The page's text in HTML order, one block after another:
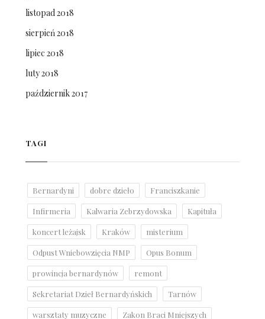
listopad 2018
sierpień 2018
lipiec 2018
luty 2018
październik 2017
TAGI
Bernardyni dobre dzieło Franciszkanie
Infirmeria Kalwaria Zebrzydowska Kapituła
koncert leżajsk Kraków misterium
Odpust Wniebowzięcia NMP Opus Bonum
prowincja bernardynów remont
Sekretariat Dzieł Bernardyńskich Tarnów
warsztaty muzyczne Zakon Braci Mniejszych